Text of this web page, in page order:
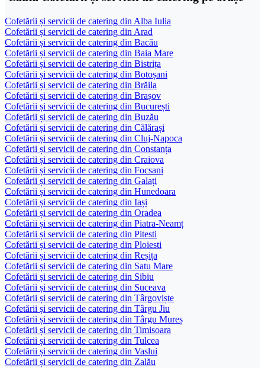
Cofetării și servicii de catering din Alba Iulia
Cofetării și servicii de catering din Arad
Cofetării și servicii de catering din Bacău
Cofetării și servicii de catering din Baia Mare
Cofetării și servicii de catering din Bistrița
Cofetării și servicii de catering din Botoșani
Cofetării și servicii de catering din Brăila
Cofetării și servicii de catering din Brașov
Cofetării și servicii de catering din București
Cofetării și servicii de catering din Buzău
Cofetării și servicii de catering din Călărași
Cofetării și servicii de catering din Cluj-Napoca
Cofetării și servicii de catering din Constanța
Cofetării și servicii de catering din Craiova
Cofetării și servicii de catering din Focsani
Cofetării și servicii de catering din Galați
Cofetării și servicii de catering din Hunedoara
Cofetării și servicii de catering din Iași
Cofetării și servicii de catering din Oradea
Cofetării și servicii de catering din Piatra-Neamț
Cofetării și servicii de catering din Pitesti
Cofetării și servicii de catering din Ploiesti
Cofetării și servicii de catering din Reșița
Cofetării și servicii de catering din Satu Mare
Cofetării și servicii de catering din Sibiu
Cofetării și servicii de catering din Suceava
Cofetării și servicii de catering din Târgoviște
Cofetării și servicii de catering din Târgu Jiu
Cofetării și servicii de catering din Târgu Mureș
Cofetării și servicii de catering din Timisoara
Cofetării și servicii de catering din Tulcea
Cofetării și servicii de catering din Vaslui
Cofetării și servicii de catering din Zalău